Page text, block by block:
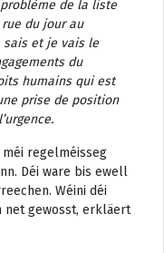
de la liste
du jour au
sais et je vais le
du
humains qui est
prise de position
regelméisseg
Déi ware bis ewell
Wéini déi
net gewosst, erkläert